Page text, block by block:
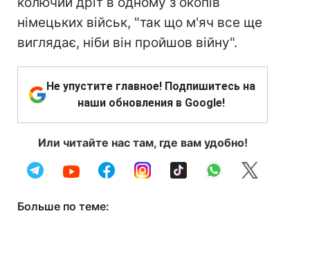
німецьких військ, "так що м'яч все ще
виглядає, ніби він пройшов війну".
Не упустите главное! Подпишитесь на
наши обновления в Google!
Или читайте нас там, где вам удобно!
Больше по теме: